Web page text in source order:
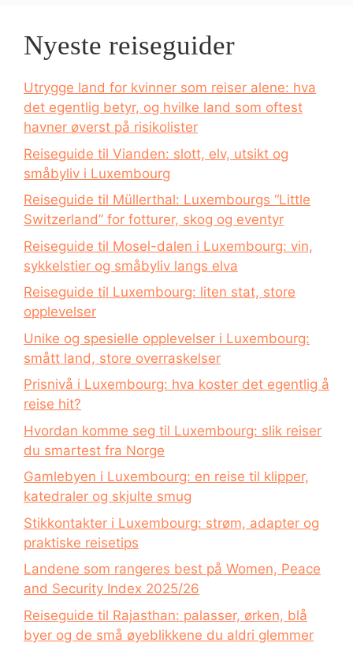
Nyeste reiseguider
Utrygge land for kvinner som reiser alene: hva
det egentlig betyr, og hvilke land som oftest
havner øverst på risikolister
Reiseguide til Vianden: slott, elv, utsikt og
småbyliv i Luxembourg
Reiseguide til Müllerthal: Luxembourgs “Little
Switzerland” for fotturer, skog og eventyr
Reiseguide til Mosel-dalen i Luxembourg: vin,
sykkelstier og småbyliv langs elva
Reiseguide til Luxembourg: liten stat, store
opplevelser
Unike og spesielle opplevelser i Luxembourg:
smått land, store overraskelser
Prisnivå i Luxembourg: hva koster det egentlig å
reise hit?
Hvordan komme seg til Luxembourg: slik reiser
du smartest fra Norge
Gamlebyen i Luxembourg: en reise til klipper,
katedraler og skjulte smug
Stikkontakter i Luxembourg: strøm, adapter og
praktiske reisetips
Landene som rangeres best på Women, Peace
and Security Index 2025/26
Reiseguide til Rajasthan: palasser, ørken, blå
byer og de små øyeblikkene du aldri glemmer